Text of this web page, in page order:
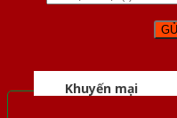
Khuyến mại